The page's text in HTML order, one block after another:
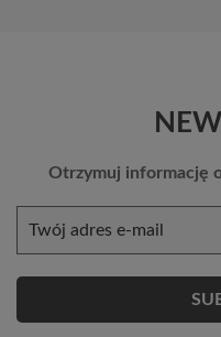
Otrzymuj informację